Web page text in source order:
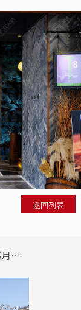
返回列表
上一个：遮阳篷商业案例：成都月圆霖休闲庄